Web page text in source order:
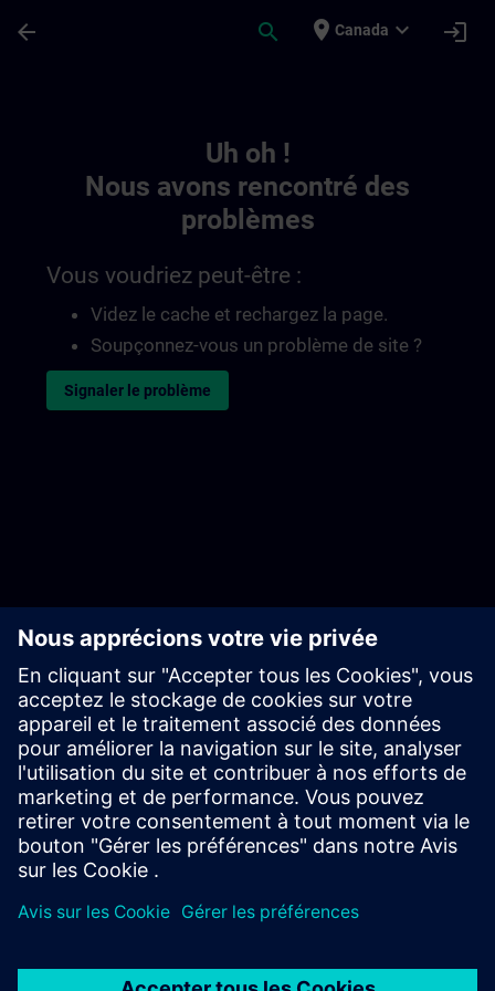
arrow_back search place Canada expand_more login
Uh oh !
Nous avons rencontré des
problèmes
Vous voudriez peut-être :
Videz le cache et rechargez la page.
Soupçonnez-vous un problème de site ?
Signaler le problème